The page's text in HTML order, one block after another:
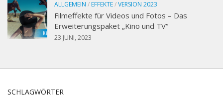
ALLGEMEIN / EFFEKTE/VERSION 2023
Filmeffekte für Videos und Fotos – Das
Erweiterungspaket „Kino und TV“
23 JUNI, 2023
SCHLAGWÖRTER